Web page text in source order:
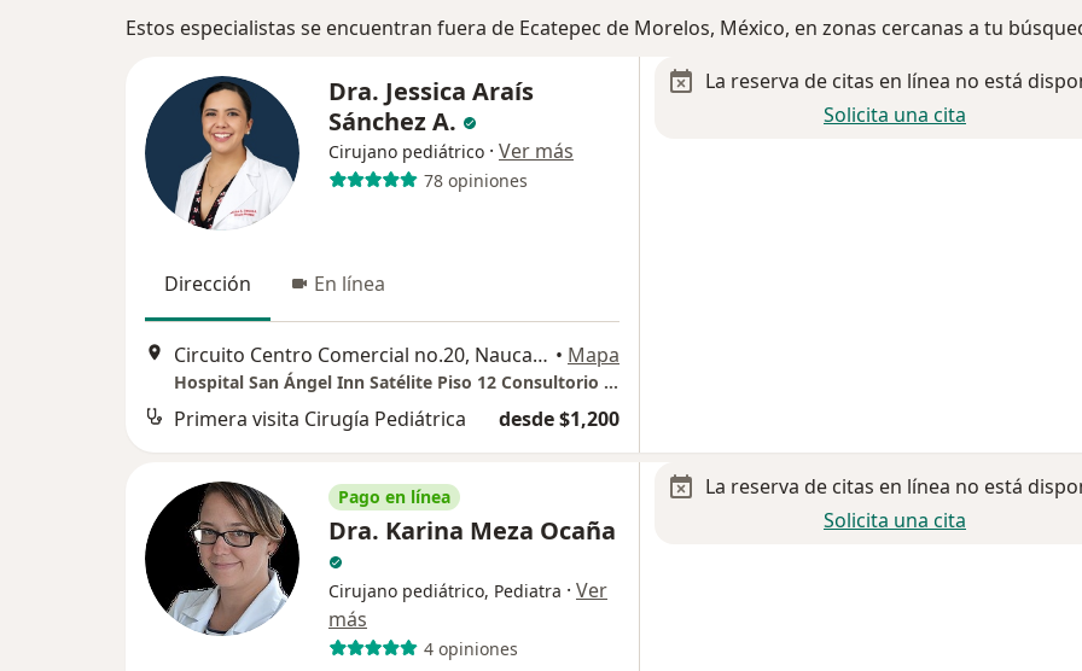
Estos especialistas se encuentran fuera de Ecatepec de Morelos, México, en zonas cercanas a tu
Dra. Jessica Araís
Sánchez A.
Cirujano pediátrico · Ver más
78 opiniones
Dirección En línea
Circuito Centro Comercial no.20, Naucalpan de Juárez • Mapa
Hospital San Ángel Inn Satélite Piso 12 Consultorio 1211
Primera visita Cirugía Pediátrica desde $1,200
La reserva de citas en línea no está
Solicita una cita
Pago en línea
Dra. Karina Meza Ocaña
Cirujano pediátrico, Pediatra · Ver
más
4 opiniones
La reserva de citas en línea no está
Solicita una cita